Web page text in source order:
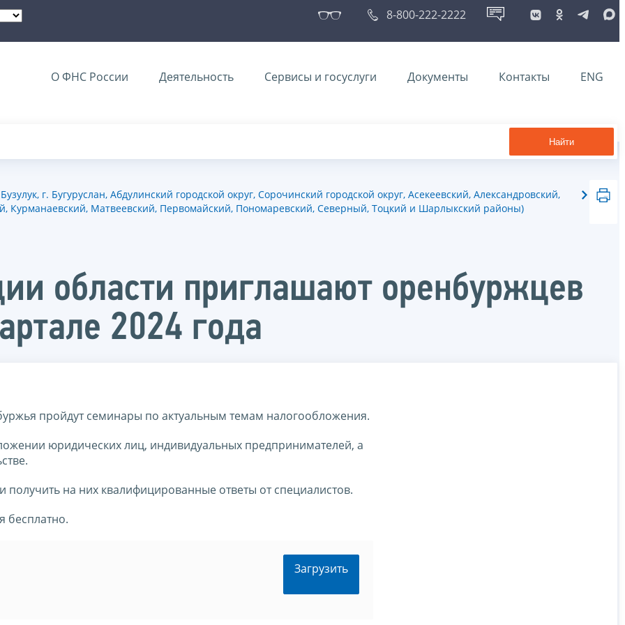
8-800-222-2222
О ФНС России Деятельность Сервисы и госуслуги Документы Контакты ENG
Найти
г. Бугуруслан, Абдулинский городской округ, Сорочинский городской округ, Асекеевский, Александровский,
Курманаевский, Матвеевский, Первомайский, Пономаревский, Северный, Тоцкий и Шарлыкский районы)
области приглашают оренбуржцев
2024 года
пройдут семинары по актуальным темам налогообложения.
юридических лиц, индивидуальных предпринимателей, а
на них квалифицированные ответы от специалистов.
бесплатно.
Загрузить